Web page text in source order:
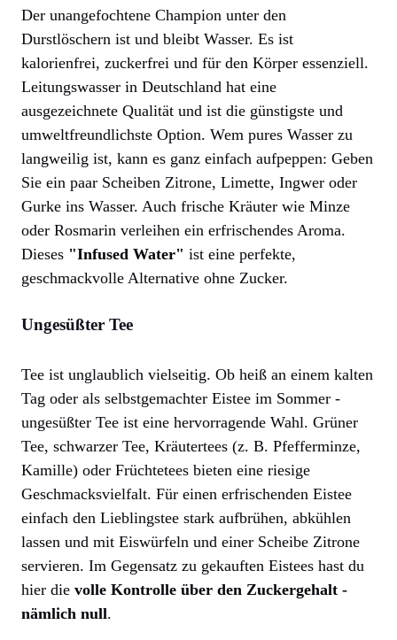
Der unangefochtene Champion unter den
Durstlöschern ist und bleibt Wasser. Es ist
kalorienfrei, zuckerfrei und für den Körper essenziell.
Leitungswasser in Deutschland hat eine
ausgezeichnete Qualität und ist die günstigste und
umweltfreundlichste Option. Wem pures Wasser zu
langweilig ist, kann es ganz einfach aufpeppen: Geben
Sie ein paar Scheiben Zitrone, Limette, Ingwer oder
Gurke ins Wasser. Auch frische Kräuter wie Minze
oder Rosmarin verleihen ein erfrischendes Aroma.
Dieses "Infused Water" ist eine perfekte,
geschmackvolle Alternative ohne Zucker.
Ungesüßter Tee
Tee ist unglaublich vielseitig. Ob heiß an einem kalten
Tag oder als selbstgemachter Eistee im Sommer -
ungesüßter Tee ist eine hervorragende Wahl. Grüner
Tee, schwarzer Tee, Kräutertees (z. B. Pfefferminze,
Kamille) oder Früchtetees bieten eine riesige
Geschmacksvielfalt. Für einen erfrischenden Eistee
einfach den Lieblingstee stark aufbrühen, abkühlen
lassen und mit Eiswürfeln und einer Scheibe Zitrone
servieren. Im Gegensatz zu gekauften Eistees hast du
hier die volle Kontrolle über den Zuckergehalt -
nämlich null.